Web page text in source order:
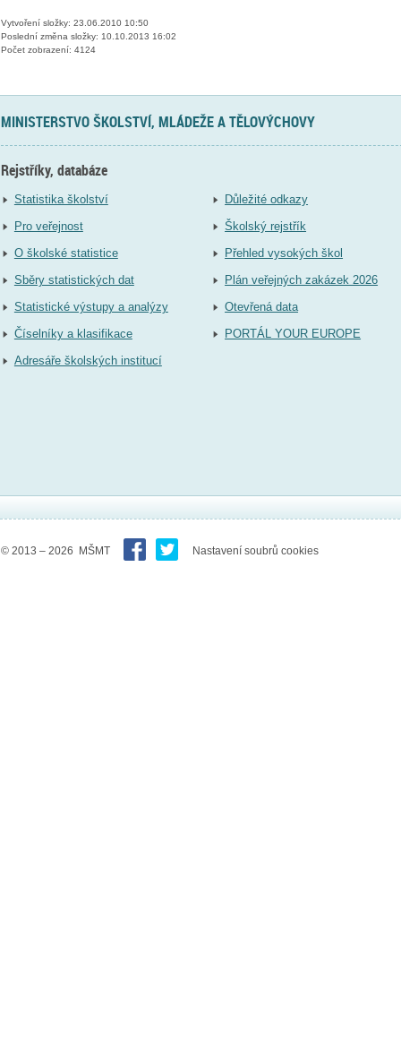
Vytvoření složky: 23.06.2010 10:50
Poslední změna složky: 10.10.2013 16:02
Počet zobrazení: 4124
MINISTERSTVO ŠKOLSTVÍ, MLÁDEŽE A TĚLOVÝCHOVY
Rejstříky, databáze
Statistika školství
Pro veřejnost
O školské statistice
Sběry statistických dat
Statistické výstupy a analýzy
Číselníky a klasifikace
Adresáře školských institucí
Důležité odkazy
Školský rejstřík
Přehled vysokých škol
Plán veřejných zakázek 2026
Otevřená data
PORTÁL YOUR EUROPE
© 2013 – 2026 MŠMT Nastavení soubrů cookies